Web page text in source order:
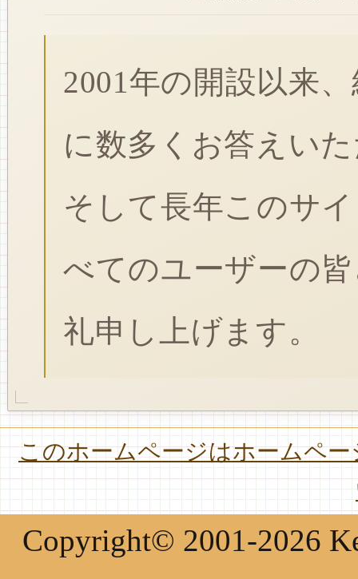
2001年の開設以来
に数多くお答えい
そして長年このサ
べてのユーザーの
礼申し上げます。
このホームページはホームペ
Copyright© 2001-2026